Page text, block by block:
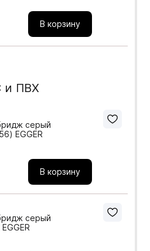
В корзину
и ПВХ
серый
EGGER
В корзину
серый